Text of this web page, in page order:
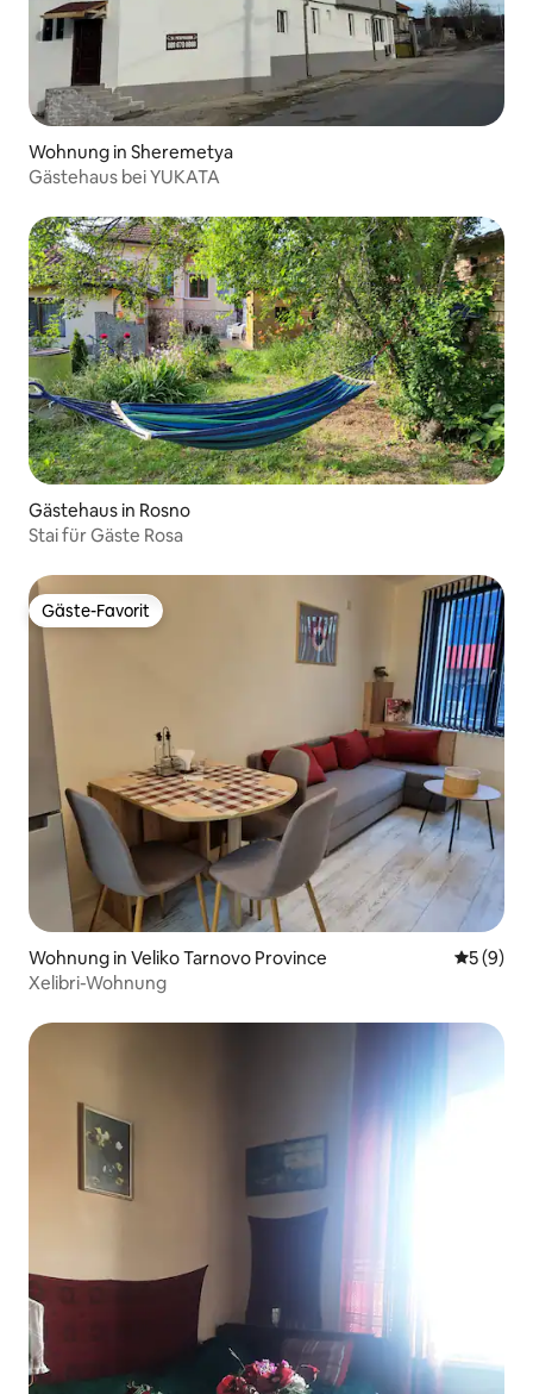
Wohnung in Sheremetya
Gästehaus bei YUKATA
Gästehaus in Rosno
Stai für Gäste Rosa
Gäste-Favorit
Gäste-Favorit
Wohnung in Veliko Tarnovo Province
5 (9)
Xelibri-Wohnung